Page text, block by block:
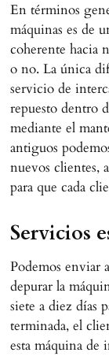
En términos
máquinas es de
coherente hacia
o no. La única
servicio de
repuesto dentro
mediante el
antiguos
nuevos clientes,
para que cada
Servicios
Podemos enviar
depurar la
siete a diez días
terminada, el
esta máquina de